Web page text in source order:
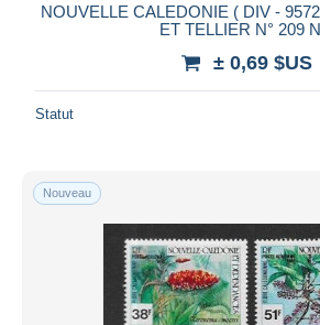
NOUVELLE CALEDONIE ( DIV -
ET TELLIER N° 209
± 0,69 $US
Statut
Nouveau